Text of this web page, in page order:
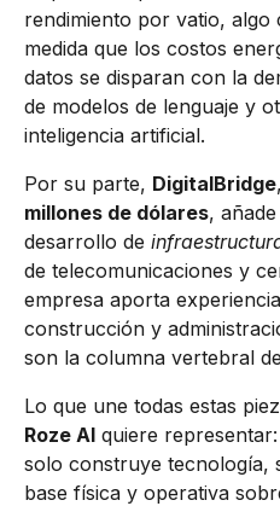
rendimiento por vatio, algo
medida que los costos
datos se disparan con la
de modelos de lenguaje y
inteligencia artificial.
Por su parte, DigitalBridge
millones de dólares,
desarrollo de
de telecomunicaciones y
empresa aporta
construcción y
son la columna vertebral
Lo que une todas estas
Roze AI quiere
solo construye tecnología,
base física y operativa